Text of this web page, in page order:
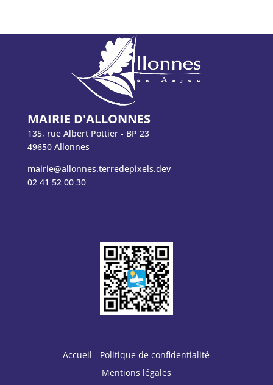
MAIRIE D'ALLONNES
135, rue Albert Pottier - BP 23
49650 Allonnes
mairie@allonnes.terredepixels.dev
02 41 52 00 30
Accueil
Politique de confidentialité
Mentions légales